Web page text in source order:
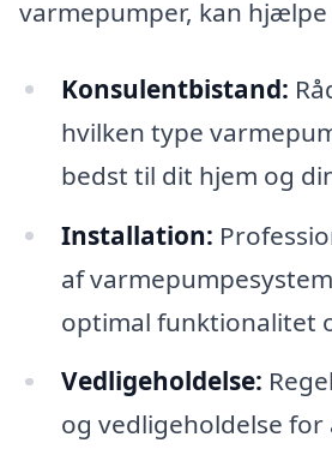
varmepumper, kan
Konsulentbistand:
hvilken type
bedst til dit hjem og
Installation:
af
optimal funktionalitet
Vedligeholdelse:
og vedligeholdelse for